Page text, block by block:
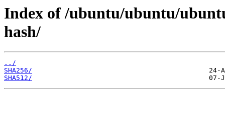
Index of /ubuntu/ubuntu/
hash/
../
SHA256/
SHA512/